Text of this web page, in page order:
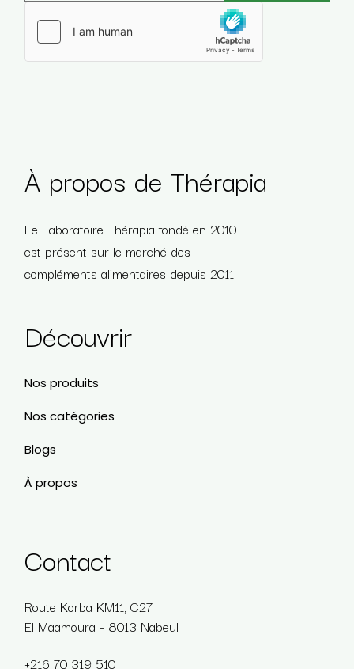
À propos de Thérapia
Le Laboratoire Thérapia fondé en 2010
est présent sur le marché des
compléments alimentaires depuis 2011.
Découvrir
Nos produits
Nos catégories
Blogs
À propos
Contact
Route Korba KM11, C27
El Maamoura - 8013 Nabeul
+216 70 319 510